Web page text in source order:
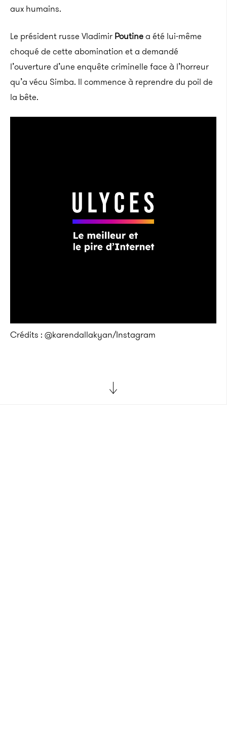
aux humains.
Le président russe Vladimir Poutinea été lui-même
choqué de cette abomination et a demandé
l’ouverture d’une enquête criminelle face à l’horreur
qu’a vécu Simba. Il commence à reprendre du poil de
la bête.
Crédits : @karendallakyan/Instagram